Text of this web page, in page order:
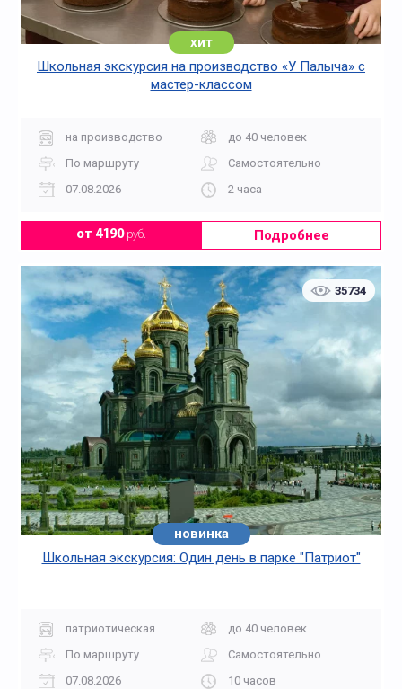
хит
Школьная экскурсия на производство «У Палыча» с
мастер-классом
на производство
до 40 человек
По маршруту
Самостоятельно
07.08.2026
2 часа
от 4190руб. Подробнее
35734
хит
новинка
Школьная экскурсия: Один день в парке "Патриот"
патриотическая
до 40 человек
По маршруту
Самостоятельно
07.08.2026
10 часов